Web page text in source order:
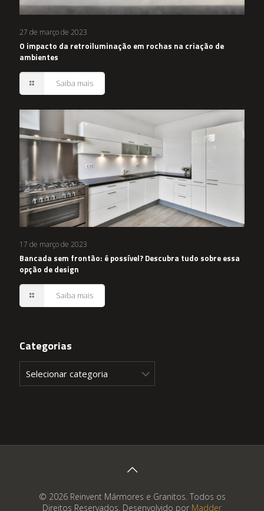
27 de março de 2023
O impacto da retroiluminação em rochas na criação de
ambientes
Saiba mais
17 de março de 2023
Bancada sem frontão: é possível? Descubra tudo sobre essa
opção de design
Saiba mais
Categorias
© 2026 Reinvent Mármores e Granitos. Todos os
Direitos Reservados. Desenvolvido por Madder